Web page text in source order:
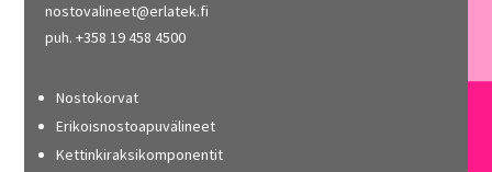
nostovalineet@erlatek.fi
puh. +358 19 458 4500
Nostokorvat
Erikoisnostoapuvälineet
Kettinkiraksikomponentit